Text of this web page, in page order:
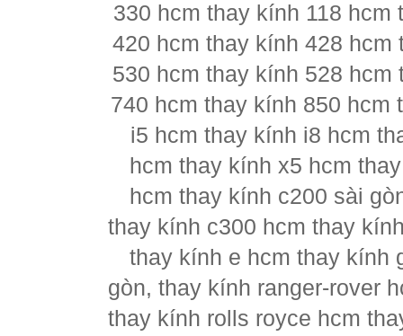
330 hcm thay kính 118
420 hcm thay kính 428
530 hcm thay kính 528
740 hcm thay kính 850
i5 hcm thay kính i8 hcm
hcm thay kính x5 hcm
hcm thay kính c200 sài
thay kính c300 hcm thay
thay kính e hcm thay kính
gòn, thay kính ranger-rover
thay kính rolls royce hcm